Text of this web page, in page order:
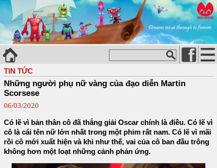
TIN TỨC
Những người phụ nữ vàng của đạo diễn Martin
Scorsese
06/03/2020
Có lẽ vì bản thân cô đã thắng giải Oscar chính là điều. Có lẽ vì
cô là cái tên nữ lớn nhất trong một phim rất nam. Có lẽ vì mãi
rồi cô mới xuất hiện và khi như thế, vai của cô ban đầu trông
không hơn một loạt những cảnh phản ứng.